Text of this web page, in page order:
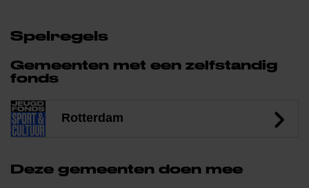
Spelregels
Gemeenten met een zelfstandig
fonds
Rotterdam
Deze gemeenten doen mee